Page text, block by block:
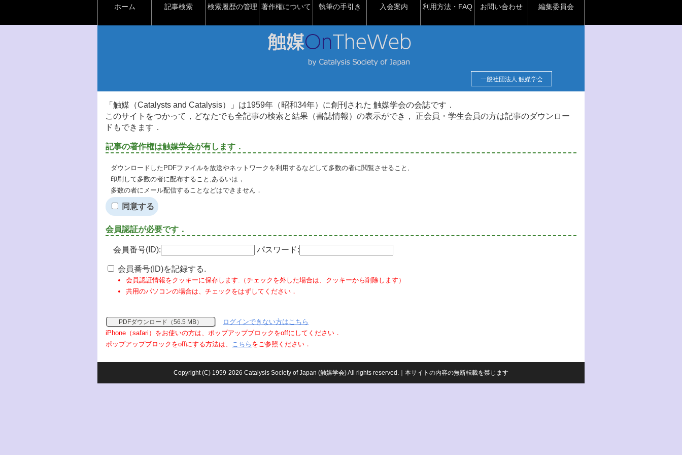
ホーム 記事検索 検索履歴の管理 著作権について 執筆の手引き 入会案内 利用方法・FAQ お問い合わせ 編集委員会
一般社団法人 触媒学会
「触媒（Catalysts and Catalysis）」は1959年（昭和34年）に創刊された 触媒学会の会誌です．
このサイトをつかって，どなたでも全記事の検索と結果（書誌情報）の表示ができ， 正会員・学生会員の方は記事のダウンロー
ドもできます．
記事の著作権は触媒学会が有します．
ダウンロードしたPDFファイルを放送やネットワークを利用するなどして多数の者に閲覧させること,
印刷して多数の者に配布すること,あるいは，
多数の者にメール配信することなどはできません．
同意する
会員認証が必要です．
会員番号(ID): パスワード:
会員番号(ID)を記録する.
会員認証情報をクッキーに保存します.（チェックを外した場合は、クッキーから削除します）
共用のパソコンの場合は、チェックをはずしてください．
PDFダウンロード（56.5 MB）
ログインできない方はこちら
iPhone（safari）をお使いの方は、ポップアップブロックをoffにしてください．
ポップアップブロックをoffにする方法は、 こちら をご参照ください．
Copyright (C) 1959-2026 Catalysis Society of Japan (触媒学会) All rights reserved.｜本サイトの内容の無断転載を禁じます